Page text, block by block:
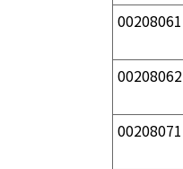
00208061
00208062
00208071